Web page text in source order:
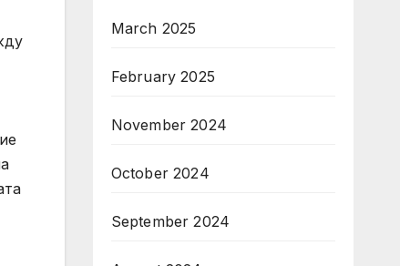
March 2025
February 2025
November 2024
October 2024
September 2024